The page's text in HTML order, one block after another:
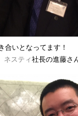
合いとなってます！
ネスティ社長の進藤さ